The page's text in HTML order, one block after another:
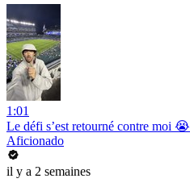
1:01
Le défi s’est retourné contre moi 😭
Aficionado
il y a 2 semaines